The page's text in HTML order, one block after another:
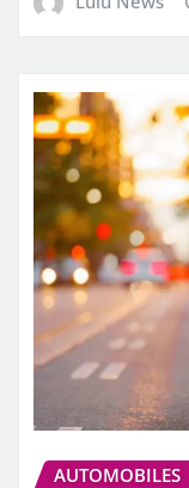
AUTOMOBILES